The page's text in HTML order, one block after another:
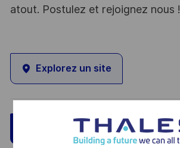
atout. Postulez et rejoignez nous !
Explorez un site
Postulez maintenant